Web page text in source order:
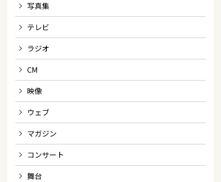
写真集
テレビ
ラジオ
CM
映像
ウェブ
マガジン
コンサート
舞台